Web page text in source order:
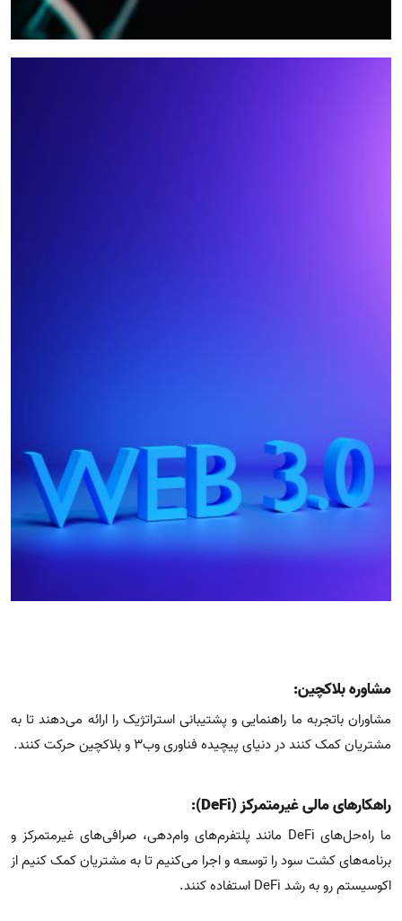
مشاوره بلاکچین:
مشاوران باتجربه ما راهنمایی و پشتیبانی استراتژیک را ارائه می‌دهند تا به
مشتریان کمک کنند در دنیای پیچیده فناوری وب۳ و بلاکچین حرکت کنند.
راهکارهای مالی غیرمتمرکز (DeFi):
ما راه‌حل‌های DeFi مانند پلتفرم‌های وام‌دهی، صرافی‌های غیرمتمرکز و
برنامه‌های کشت سود را توسعه و اجرا می‌کنیم تا به مشتریان کمک کنیم از
اکوسیستم رو به رشد DeFi استفاده کنند.